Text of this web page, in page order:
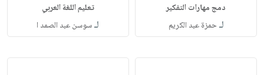
دمج مهارات التفكير
لـحمزة عبد الكريم
تعليم اللغة العربي
لـسوسن عبد الصمد ا